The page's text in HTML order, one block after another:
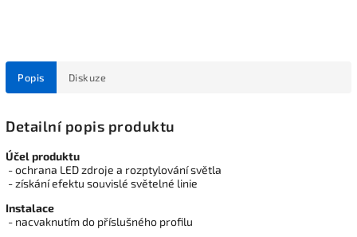
Popis Diskuze
Detailní popis produktu
Účel produktu
- ochrana LED zdroje a rozptylování světla
- získání efektu souvislé světelné linie
Instalace
- nacvaknutím do příslušného profilu